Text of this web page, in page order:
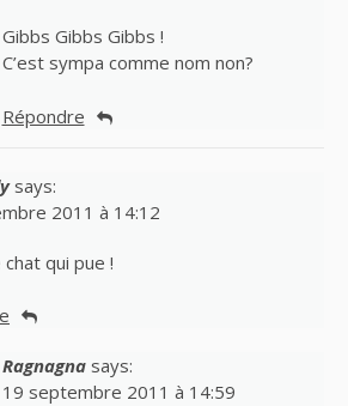
Gibbs Gibbs Gibbs !
C’est sympa comme nom non?
Répondre
says:
2011 à 14:12
chat qui pue !
Ragnagna says:
19 septembre 2011 à 14:59